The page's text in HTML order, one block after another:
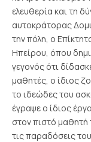
ελευθερία και τη
αυτοκράτορας
την πόλη, ο
Ηπείρου, όπου
γεγονός ότι
μαθητές, ο ίδιος
το ιδεώδες του
έγραψε ο ίδιος
στον πιστό
τις παραδόσεις